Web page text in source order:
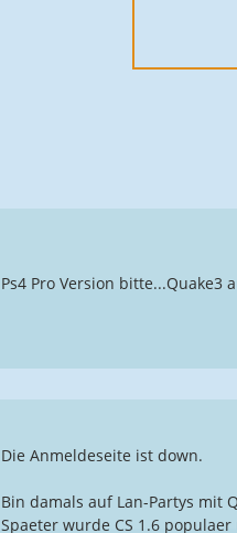
Ps4 Pro Version
Die Anmeldeseite ist down.
Bin damals auf Lan-Partys mit
Spaeter wurde CS 1.6